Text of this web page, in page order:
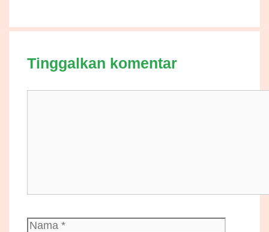
Tinggalkan komentar
Nama